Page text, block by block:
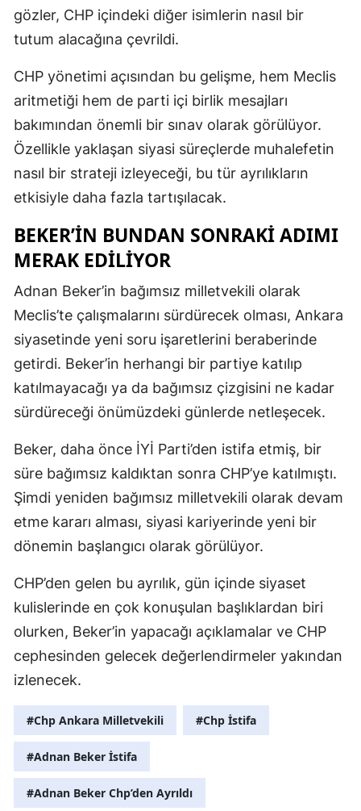
gözler, CHP içindeki diğer isimlerin nasıl bir
tutum alacağına çevrildi.
CHP yönetimi açısından bu gelişme, hem Meclis
aritmetiği hem de parti içi birlik mesajları
bakımından önemli bir sınav olarak görülüyor.
Özellikle yaklaşan siyasi süreçlerde muhalefetin
nasıl bir strateji izleyeceği, bu tür ayrılıkların
etkisiyle daha fazla tartışılacak.
BEKER’IN BUNDAN SONRAKI ADIMI
MERAK EDILIYOR
Adnan Beker’in bağımsız milletvekili olarak
Meclis’te çalışmalarını sürdürecek olması, Ankara
siyasetinde yeni soru işaretlerini beraberinde
getirdi. Beker’in herhangi bir partiye katılıp
katılmayacağı ya da bağımsız çizgisini ne kadar
sürdüreceği önümüzdeki günlerde netleşecek.
Beker, daha önce İYİ Parti’den istifa etmiş, bir
süre bağımsız kaldıktan sonra CHP’ye katılmıştı.
Şimdi yeniden bağımsız milletvekili olarak devam
etme kararı alması, siyasi kariyerinde yeni bir
dönemin başlangıcı olarak görülüyor.
CHP’den gelen bu ayrılık, gün içinde siyaset
kulislerinde en çok konuşulan başlıklardan biri
olurken, Beker’in yapacağı açıklamalar ve CHP
cephesinden gelecek değerlendirmeler yakından
izlenecek.
#Chp Ankara Milletvekili #Chp İstifa
#Adnan Beker İstifa
#Adnan Beker Chp’den Ayrıldı